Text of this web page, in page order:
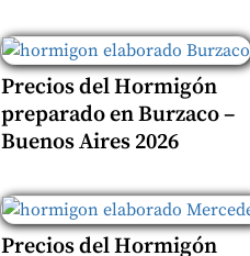
Precios del Hormigón
preparado en Burzaco –
Buenos Aires 2026
Precios del Hormigón